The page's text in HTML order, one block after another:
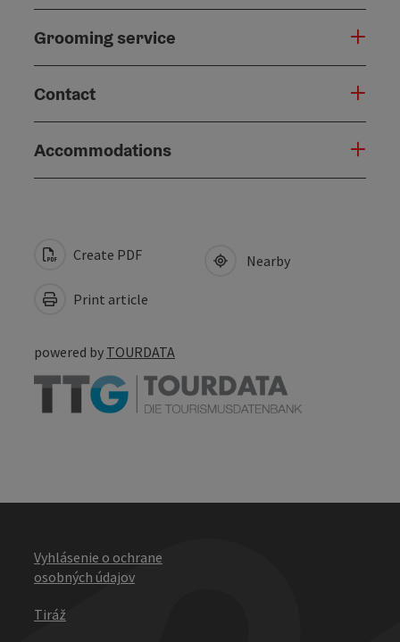
Grooming service
Contact
Accommodations
Create PDF
Print article
Nearby
powered by TOURDATA
Vyhlásenie o ochrane
osobných údajov
Tiráž